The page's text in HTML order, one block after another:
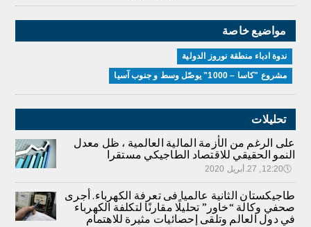
مواضيع خاصة
ندوة ادباء منطقة نوروز الدولية
مشروع "كاسا – 1000" يوصّل وسط و جنوب آسيا
تحليلات
على الرغم من الأزمة المالية العالمية ، ظل معدل
النمو الحقيقي للاقتصاد الطاجيكي مستقرا
🕔12:20, 27.أبريل 2020
طاجيكستان الثانية عالميا فى تعرفة الكهرباء. أجرى
صحفي وكالة “خاور” تحليلًا مقارنًا لتكلفة الكهرباء
في دول العالم وتلقى إحصائيات مثيرة للاهتمام